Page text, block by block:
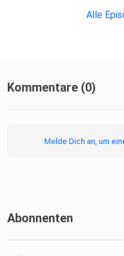
Alle
Kommentare (0)
Melde Dich an, um
Abonnenten